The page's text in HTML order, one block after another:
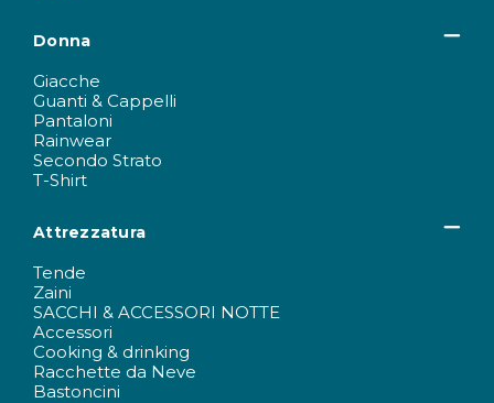
Donna
Giacche
Guanti & Cappelli
Pantaloni
Rainwear
Secondo Strato
T-Shirt
Attrezzatura
Tende
Zaini
SACCHI & ACCESSORI NOTTE
Accessori
Cooking & drinking
Racchette da Neve
Bastoncini